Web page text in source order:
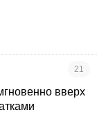
21
вверх